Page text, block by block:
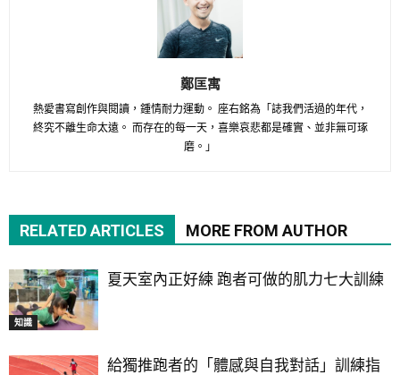
鄭匡寓
熱愛書寫創作與閱讀，鍾情耐力運動。 座右銘為「誌我們活過的年代，
終究不離生命太遠。 而存在的每一天，喜樂哀悲都是確實、並非無可琢
磨。」
RELATED ARTICLES MORE FROM AUTHOR
知識
夏天室內正好練 跑者可做的肌力七大訓練
給獨推跑者的「體感與自我對話」訓練指